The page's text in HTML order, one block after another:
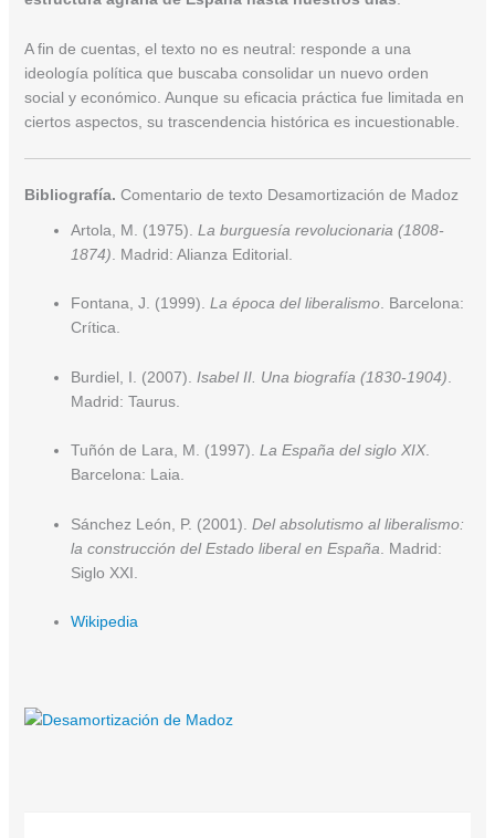
A fin de cuentas, el texto no es neutral: responde a una
ideología política que buscaba consolidar un nuevo orden
social y económico. Aunque su eficacia práctica fue limitada en
ciertos aspectos, su trascendencia histórica es incuestionable.
Bibliografía. Comentario de texto Desamortización de Madoz
Artola, M. (1975). La burguesía revolucionaria (1808-
1874) . Madrid: Alianza Editorial.
Fontana, J. (1999). La época del liberalismo. Barcelona:
Crítica.
Burdiel, I. (2007). Isabel II. Una biografía (1830-1904)
Madrid: Taurus.
Tuñón de Lara, M. (1997). La España del siglo XIX.
Barcelona: Laia.
Sánchez León, P. (2001). Del absolutismo al liberalismo:
la construcción del Estado liberal en España . Madrid:
Siglo XXI.
Wikipedia